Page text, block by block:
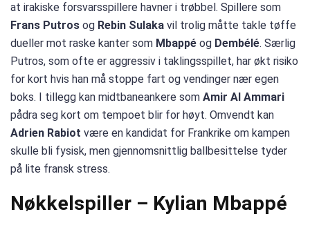
at irakiske forsvarsspillere havner i trøbbel. Spillere som
Frans Putros og Rebin Sulaka vil trolig måtte takle tøffe
dueller mot raske kanter som Mbappé og Dembélé. Særlig
Putros, som ofte er aggressiv i taklingsspillet, har økt risiko
for kort hvis han må stoppe fart og vendinger nær egen
boks. I tillegg kan midtbaneankere som Amir Al Ammari
pådra seg kort om tempoet blir for høyt. Omvendt kan
Adrien Rabiot være en kandidat for Frankrike om kampen
skulle bli fysisk, men gjennomsnittlig ballbesittelse tyder
på lite fransk stress.
Nøkkelspiller – Kylian Mbappé